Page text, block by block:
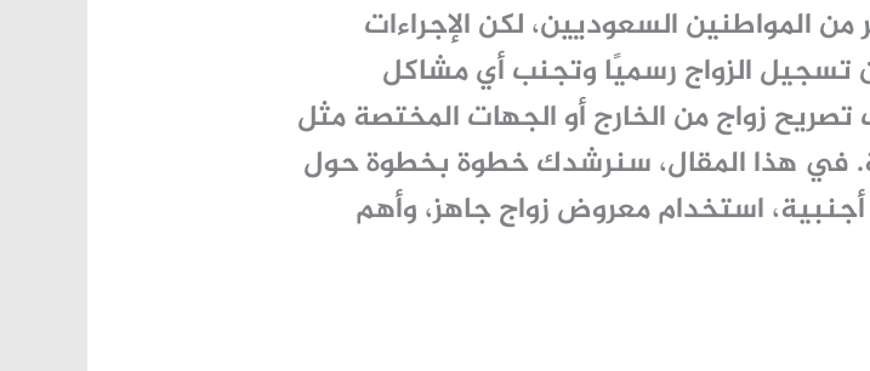
من المواطنين السعوديين، لكن الإجراءات
تسجيل الزواج رسميًا وتجنب أي مشاكل
زواج من الخارجأو الجهات المختصة مثل
في هذا المقال، سنرشدك خطوة بخطوة حول
، استخداممعروض زواج جاهز، وأهم